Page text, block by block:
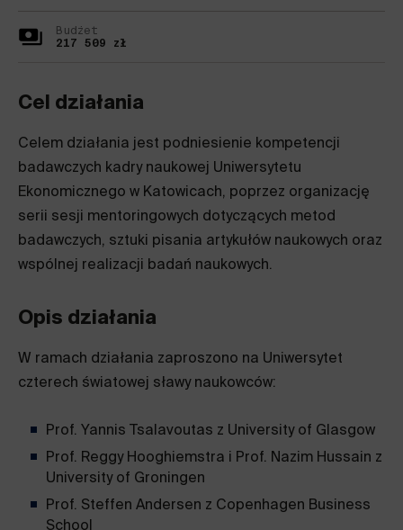
Budżet
217 509 zł
Cel działania
Celem działania jest podniesienie kompetencji
badawczych kadry naukowej Uniwersytetu
Ekonomicznego w Katowicach, poprzez organizację
serii sesji mentoringowych dotyczących metod
badawczych, sztuki pisania artykułów naukowych oraz
wspólnej realizacji badań naukowych.
Opis działania
W ramach działania zaproszono na Uniwersytet
czterech światowej sławy naukowców:
Prof. Yannis Tsalavoutas z University of Glasgow
Prof. Reggy Hooghiemstra i Prof. Nazim Hussain z
University of Groningen
Prof. Steffen Andersen z Copenhagen Business
School